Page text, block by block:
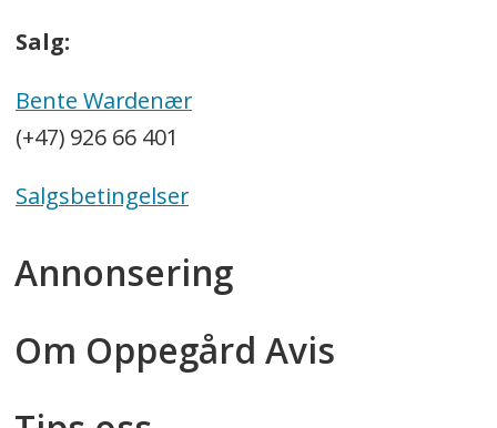
Salg:
Bente Wardenær
(+47) 926 66 401
Salgsbetingelser
Annonsering
Om Oppegård Avis